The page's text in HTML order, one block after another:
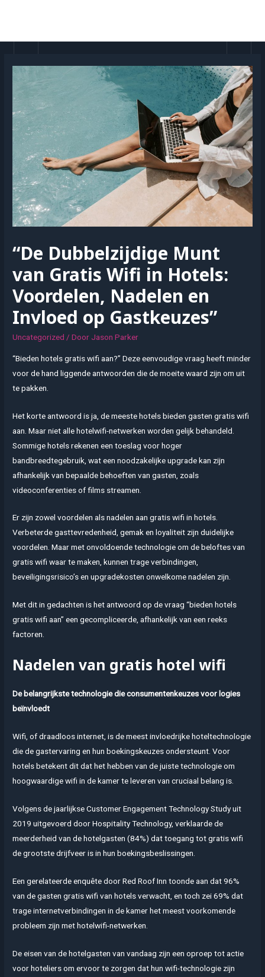
“De Dubbelzijdige Munt
van Gratis Wifi in Hotels:
Voordelen, Nadelen en
Invloed op Gastkeuzes”
Uncategorized / Door Jason Parker
“Bieden hotels gratis wifi aan?” Deze eenvoudige vraag heeft minder
voor de hand liggende antwoorden die de moeite waard zijn om uit
te pakken.
Het korte antwoord is ja, de meeste hotels bieden gasten gratis wifi
aan. Maar niet alle hotelwifi-netwerken worden gelijk behandeld.
Sommige hotels rekenen een toeslag voor hoger
bandbreedtegebruik, wat een noodzakelijke upgrade kan zijn
afhankelijk van bepaalde behoeften van gasten, zoals
videoconferenties of films streamen.
Er zijn zowel voordelen als nadelen aan gratis wifi in hotels.
Verbeterde gasttevredenheid, gemak en loyaliteit zijn duidelijke
voordelen. Maar met onvoldoende technologie om de beloftes van
gratis wifi waar te maken, kunnen trage verbindingen,
beveiligingsrisico’s en upgradekosten onwelkome nadelen zijn.
Met dit in gedachten is het antwoord op de vraag “bieden hotels
gratis wifi aan” een gecompliceerde, afhankelijk van een reeks
factoren.
Nadelen van gratis hotel wifi
De belangrijkste technologie die consumentenkeuzes voor logies
beïnvloedt
Wifi, of draadloos internet, is de meest invloedrijke hoteltechnologie
die de gastervaring en hun boekingskeuzes ondersteunt. Voor
hotels betekent dit dat het hebben van de juiste technologie om
hoogwaardige wifi in de kamer te leveren van cruciaal belang is.
Volgens de jaarlijkse Customer Engagement Technology Study uit
2019 uitgevoerd door Hospitality Technology, verklaarde de
meerderheid van de hotelgasten (84%) dat toegang tot gratis wifi
de grootste drijfveer is in hun boekingsbeslissingen.
Een gerelateerde enquête door Red Roof Inn toonde aan dat 96%
van de gasten gratis wifi van hotels verwacht, en toch zei 69% dat
trage internetverbindingen in de kamer het meest voorkomende
probleem zijn met hotelwifi-netwerken.
De eisen van de hotelgasten van vandaag zijn een oproep tot actie
voor hoteliers om ervoor te zorgen dat hun wifi-technologie zijn